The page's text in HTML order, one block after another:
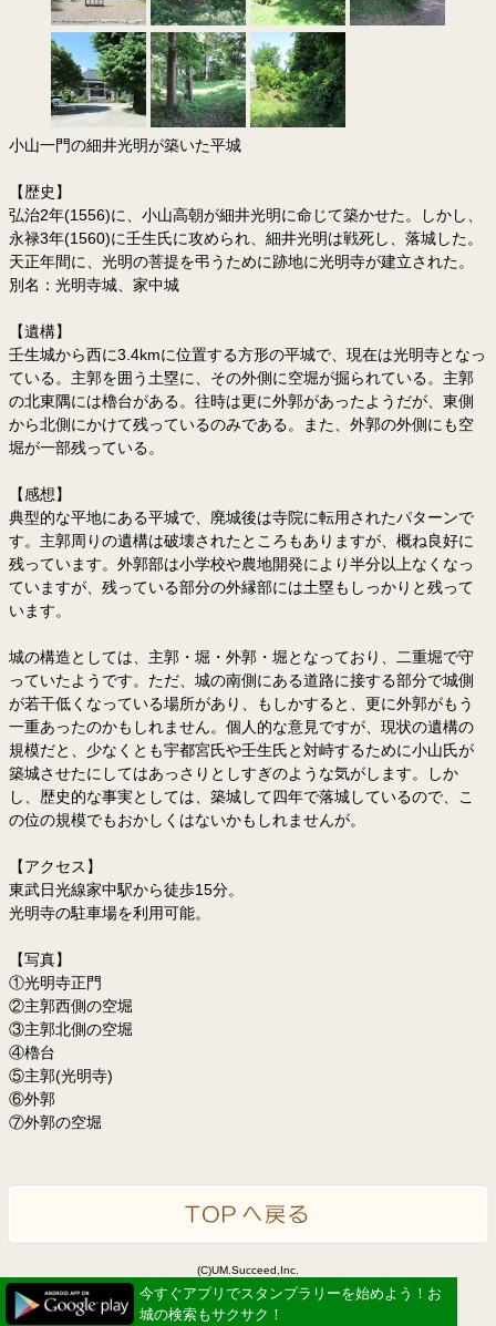
小山一門の細井光明が築いた平城
【歴史】
弘治2年(1556)に、小山高朝が細井光明に命じて築かせた。しかし、
永禄3年(1560)に壬生氏に攻められ、細井光明は戦死し、落城した。
天正年間に、光明の菩提を弔うために跡地に光明寺が建立された。
別名：光明寺城、家中城
【遺構】
壬生城から西に3.4kmに位置する方形の平城で、現在は光明寺となっ
ている。主郭を囲う土塁に、その外側に空堀が掘られている。主郭
の北東隅には櫓台がある。往時は更に外郭があったようだが、東側
から北側にかけて残っているのみである。また、外郭の外側にも空
堀が一部残っている。
【感想】
典型的な平地にある平城で、廃城後は寺院に転用されたパターンで
す。主郭周りの遺構は破壊されたところもありますが、概ね良好に
残っています。外郭部は小学校や農地開発により半分以上なくなっ
ていますが、残っている部分の外縁部には土塁もしっかりと残って
います。
城の構造としては、主郭・堀・外郭・堀となっており、二重堀で守
っていたようです。ただ、城の南側にある道路に接する部分で城側
が若干低くなっている場所があり、もしかすると、更に外郭がもう
一重あったのかもしれません。個人的な意見ですが、現状の遺構の
規模だと、少なくとも宇都宮氏や壬生氏と対峙するために小山氏が
築城させたにしてはあっさりとしすぎのような気がします。しか
し、歴史的な事実としては、築城して四年で落城しているので、こ
の位の規模でもおかしくはないかもしれませんが。
【アクセス】
東武日光線家中駅から徒歩15分。
光明寺の駐車場を利用可能。
【写真】
①光明寺正門
②主郭西側の空堀
③主郭北側の空堀
④櫓台
⑤主郭(光明寺)
⑥外郭
⑦外郭の空堀
(C)UM.Succeed,Inc.
Powered by idea canvas
今すぐアプリでスタンプラリーを始めよう！お
城の検索もサクサク！